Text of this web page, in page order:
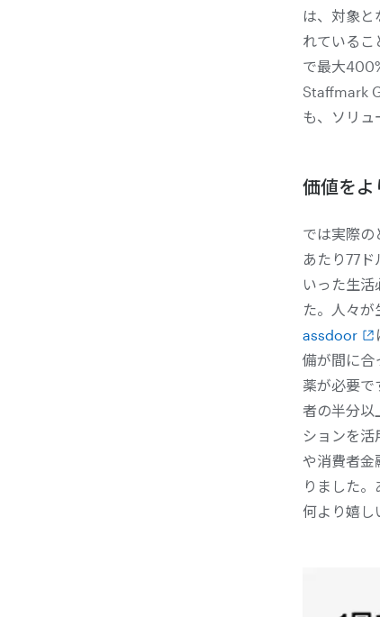
は、対象と
れているこ
で最大
Staffmark
も、ソリュ
価値をよ
では実際の
あたり77
いった生
た。人々
assdoor
備が間に合
薬が必要で
者の半分以
ションを活
や消費者金
りました
何より嬉し